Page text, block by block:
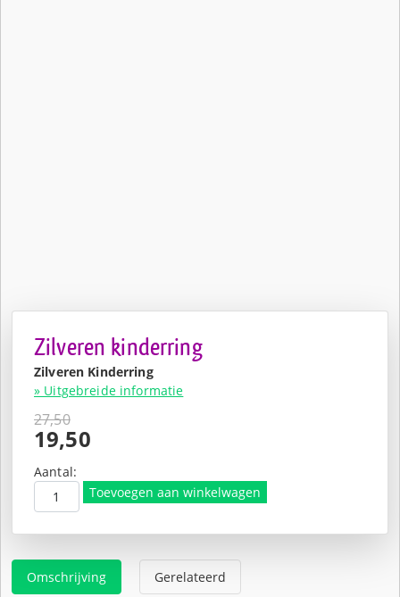
Zilveren kinderring
Zilveren Kinderring
» Uitgebreide informatie
27,50
Oorspronkelijke
prijs
was:
€27,50.
19,50
Huidige
prijs
is:
€19,50.
Aantal:
Toevoegen aan winkelwagen
Omschrijving Gerelateerd